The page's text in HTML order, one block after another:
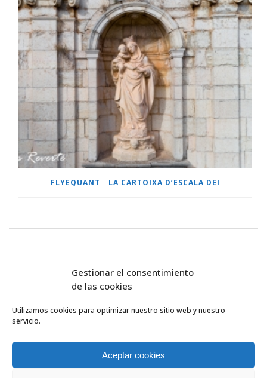
Gestionar el consentimiento
de las cookies
Utilizamos cookies para optimizar nuestro sitio web y nuestro
servicio.
Aceptar cookies
FLYEQUANT _ LA CARTOIXA D’ESCALA DEI
INICIO
SERVICIOS
ESCUELA DE VUELO